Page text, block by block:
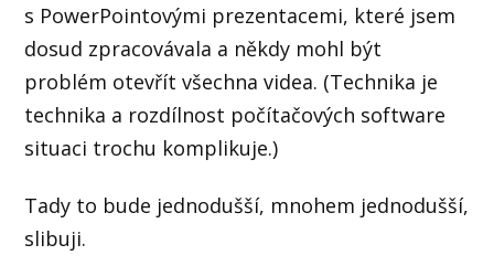
s PowerPointovými prezentacemi, které jsem
dosud zpracovávala a někdy mohl být
problém otevřít všechna videa. (Technika je
technika a rozdílnost počítačových software
situaci trochu komplikuje.)
Tady to bude jednodušší, mnohem jednodušší,
slibuji.